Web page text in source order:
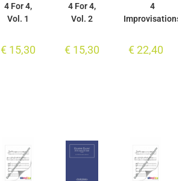
4 For 4,
Vol. 1
€ 15,30
4 For 4,
Vol. 2
€15,30
4
Improvisations
€22,40